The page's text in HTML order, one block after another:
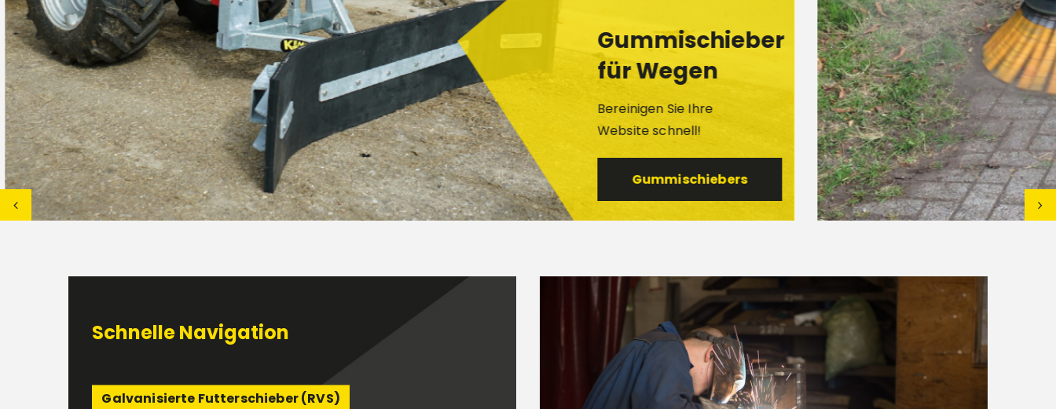
Gummischieber
für Wegen
Bereinigen Sie Ihre
Website schnell!
Gummischiebers
Schnelle Navigation
Galvanisierte Futterschieber (RVS)